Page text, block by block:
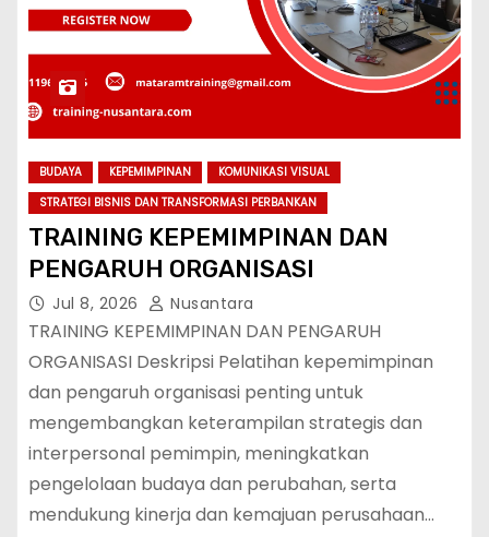
BUDAYA KEPEMIMPINAN
KOMUNIKASI VISUAL
STRATEGI BISNIS DAN TRANSFORMASI PERBANKAN
TRAINING KEPEMIMPINAN DAN
PENGARUH ORGANISASI
Jul 8, 2026 Nusantara
TRAINING KEPEMIMPINAN DAN PENGARUH
ORGANISASI Deskripsi Pelatihan kepemimpinan
dan pengaruh organisasi penting untuk
mengembangkan keterampilan strategis dan
interpersonal pemimpin, meningkatkan
pengelolaan budaya dan perubahan, serta
mendukung kinerja dan kemajuan perusahaan…